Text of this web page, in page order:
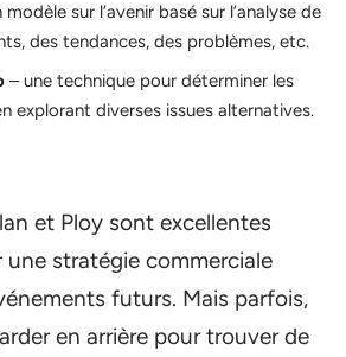
sur l’avenir basé sur l’analyse de
des tendances, des problèmes, etc.
– une technique pour déterminer les
explorant diverses issues alternatives.
et Ploy sont excellentes
une stratégie commerciale
futurs. Mais parfois,
en arrière pour trouver de